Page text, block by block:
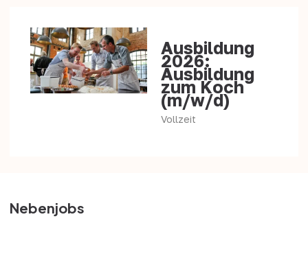
Ausbildung
2026:
Ausbildung
zum Koch
(m/w/d)
Vollzeit
Nebenjobs